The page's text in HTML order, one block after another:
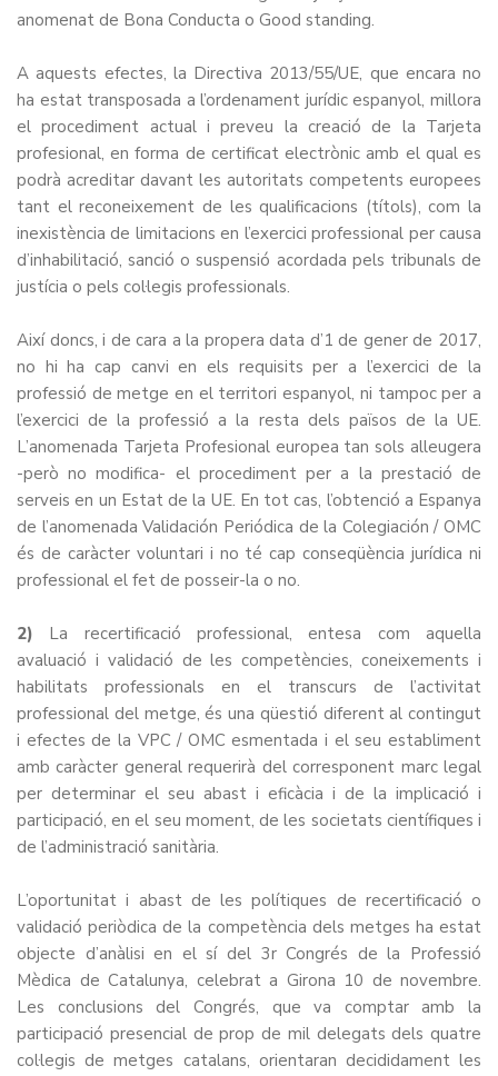
anomenat de Bona Conducta o Good standing.
A aquests efectes, la Directiva 2013/55/UE, que encara no
ha estat transposada a l’ordenament jurídic espanyol, millora
el procediment actual i preveu la creació de la Tarjeta
profesional, en forma de certificat electrònic amb el qual es
podrà acreditar davant les autoritats competents europees
tant el reconeixement de les qualificacions (títols), com la
inexistència de limitacions en l’exercici professional per causa
d’inhabilitació, sanció o suspensió acordada pels tribunals de
justícia o pels col·legis professionals.
Així doncs, i de cara a la propera data d’1 de gener de 2017,
no hi ha cap canvi en els requisits per a l’exercici de la
professió de metge en el territori espanyol, ni tampoc per a
l’exercici de la professió a la resta dels països de la UE.
L’anomenada Tarjeta Profesional europea tan sols alleugera
-però no modifica- el procediment per a la prestació de
serveis en un Estat de la UE. En tot cas, l’obtenció a Espanya
de l’anomenada Validación Periódica de la Colegiación / OMC
és de caràcter voluntari i no té cap conseqüència jurídica ni
professional el fet de posseir-la o no.
2) La recertificació professional, entesa com aquella
avaluació i validació de les competències, coneixements i
habilitats professionals en el transcurs de l’activitat
professional del metge, és una qüestió diferent al contingut
i efectes de la VPC / OMC esmentada i el seu establiment
amb caràcter general requerirà del corresponent marc legal
per determinar el seu abast i eficàcia i de la implicació i
participació, en el seu moment, de les societats científiques i
de l’administració sanitària.
L’oportunitat i abast de les polítiques de recertificació o
validació periòdica de la competència dels metges ha estat
objecte d’anàlisi en el sí del 3r Congrés de la Professió
Mèdica de Catalunya, celebrat a Girona 10 de novembre.
Les conclusions del Congrés, que va comptar amb la
participació presencial de prop de mil delegats dels quatre
col·legis de metges catalans, orientaran decididament les